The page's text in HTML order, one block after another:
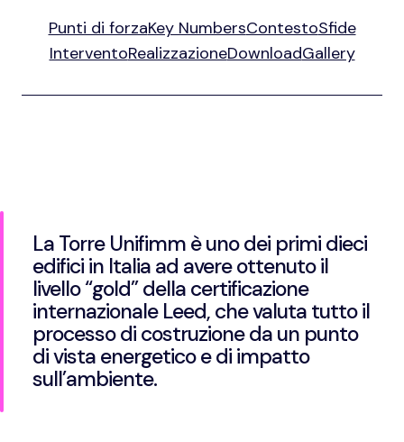
Punti di forzaKey NumbersContestoSfide
InterventoRealizzazioneDownloadGallery
La Torre Unifimm è uno dei primi dieci
edifici in Italia ad avere ottenuto il
livello “gold” della certificazione
internazionale Leed, che valuta tutto il
processo di costruzione da un punto
di vista energetico e di impatto
sull’ambiente.